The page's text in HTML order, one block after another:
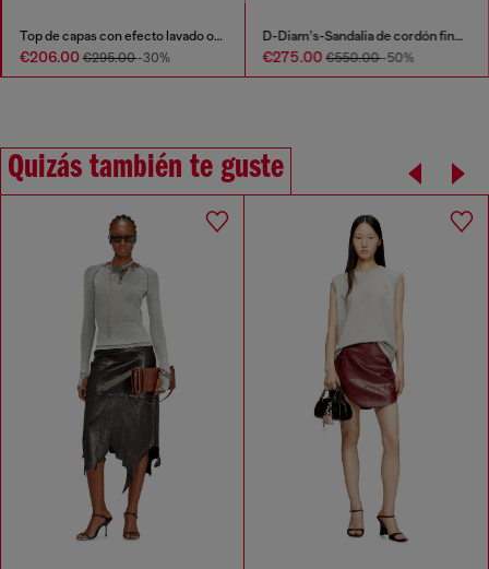
Top de capas con efecto lavado oscuro
€206.00€295.00-30%
D-Diam’s-Sandalia de cordón fino en piel efecto cocodrilo
€275.00€550.00-50%
Quizás también te guste